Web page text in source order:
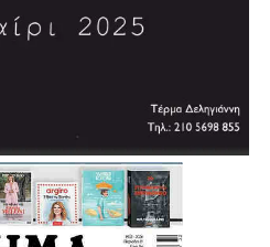
η διαδικασία δημοπράτησης
στη χρονιά, με τον δήμαρχο
κλειστό κολυμβητήριο.
αυτό και να
εξηγώντας ότι σήμερα
της Αγίας Βαρβάρας
κολυμβητήρια γειτονικών